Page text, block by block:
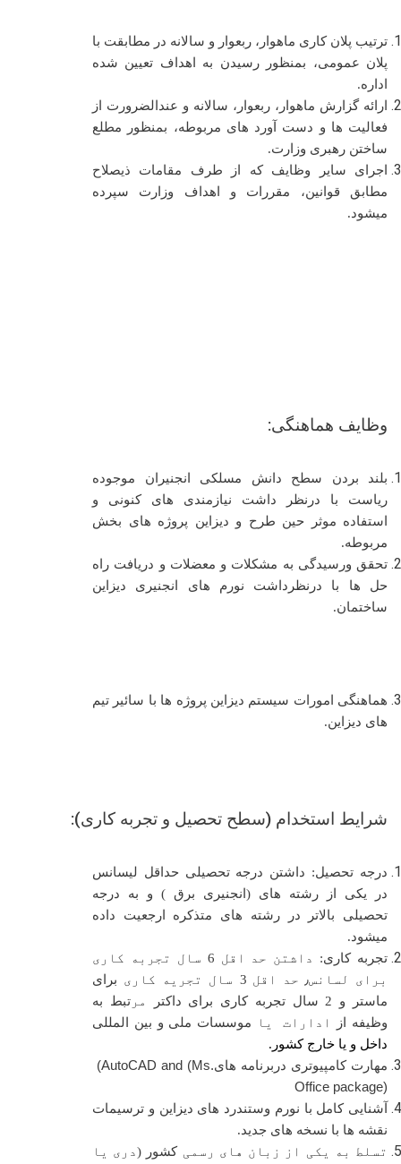
ترتیب پلان کاری ماهوار، ربعوار و سالانه در مطابقت با
پلان عمومی، بمنظور رسیدن به اهداف تعیین شده
اداره.
ارائه گزارش ماهوار، ربعوار، سالانه و عندالضرورت از
فعالیت ها و دست آورد های مربوطه، بمنظور مطلع
ساختن رهبری وزارت.
اجرای سایر وظایف که از طرف مقامات ذیصلاح
مطابق قوانین، مقررات و اهداف وزارت سپرده
میشود.
وظایف هماهنگی:
بلند بردن سطح دانش مسلکی انجنیران موجوده
ریاست با درنظر داشت نیازمندی های کنونی و
استفاده موثر حین طرح و دیزاین پروژه های بخش
مربوطه.
تحقق ورسیدگی به مشکلات و معضلات و دریافت راه
حل ها با درنظرداشت نورم های انجنیری دیزاین
ساختمان.
هماهنگی امورات سیستم دیزاین پروژه ها با سائیر تیم
های دیزاین.
شرایط استخدام (سطح تحصیل و تجربه کاری):
درجه تحصیل: داشتن درجه تحصیلی حداقل لیسانس
در یکی از رشته های ( انجنیری برق ) و به درجه
تحصیلی بالاتر در رشته های متذکره ارجعیت داده
میشود.
تجربه کاری:
داشتن حد اقل 6 سال تجربه کاری
برای لسانس٫ حد اقل 3 سال تجریه کاری برای
ماستر و 2 سال تجربه کاری برای داکتر
مرتبط به
وظیفه از
ادارات یا موسسات ملی و بین المللی
داخل و یا خارج کشور.
مهارت کامپیوتری دربرنامه های(AutoCAD and (Ms.
Office package)
آشنایی کامل با نورم وستندرد های دیزاین و ترسیمات
نقشه ها با نسخه های جدید.
تسلط به یکی از زبان های رسمیکشور (دری یا